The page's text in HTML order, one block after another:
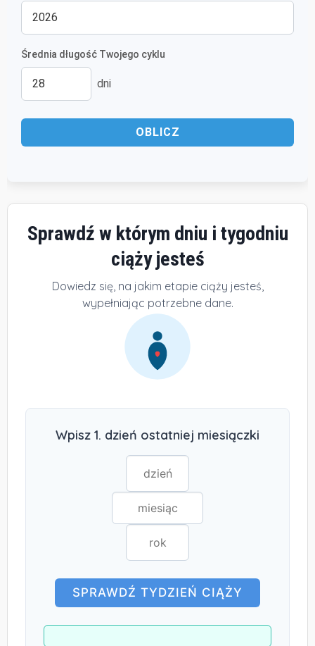
Średnia długość Twojego cyklu
dni
OBLICZ
Sprawdź w którym dniu i tygodniu
ciąży jesteś
Dowiedz się, na jakim etapie ciąży jesteś,
wypełniając potrzebne dane.
Wpisz 1. dzień ostatniej miesiączki
SPRAWDŹ TYDZIEŃ CIĄŻY